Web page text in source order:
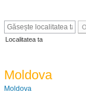
Localitatea ta
Moldova
Moldova